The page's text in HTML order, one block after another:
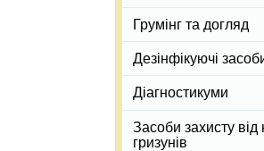
Грумінг та догляд
Дезінфікуючі
Діагностикуми
Засоби захисту від
гризунів